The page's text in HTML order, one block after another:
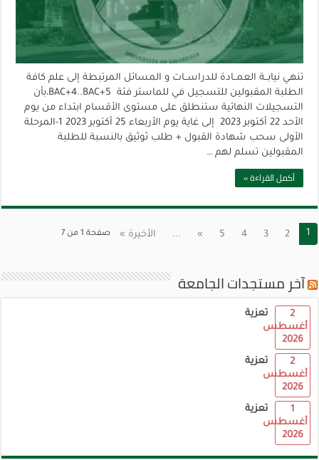
تنهي نيابــة العمــادة للدراســات و المسائل المرتبطة إلى علم كافة
الطلبة المقبولين للتسجيل في للماستر فئة BAC+4..BAC+5،بأن
التسجيلات النهائية ستنطلق على مستوى الأقسام ابتداء من يوم
الأحد 22 أكتوبر 2023 إلى غاية يوم الأربعاء 25 أكتوبر 2023 1-المرحلة
الأولى سحب شهادة القبول + طلب ثوثيق بالنسبة للطلبة
المقبولين تسلم لهم …
أكمل القراءة »
صفحة 1 من 7 1
2
3
4
5
»
... الأخيرة »
آخر مستجدات الجامعة
تعزية
2
أغسطس
2026
تعزية
2
أغسطس
2026
تعزية
1
أغسطس
2026